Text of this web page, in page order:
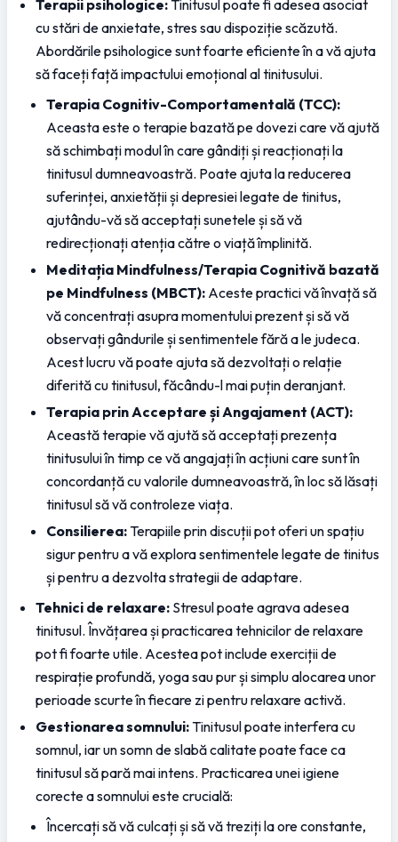
Terapii psihologice: Tinitusul poate fi adesea asociat
cu stări de anxietate, stres sau dispoziție scăzută.
Abordările psihologice sunt foarte eficiente în a vă ajuta
să faceți față impactului emoțional al tinitusului.
Terapia Cognitiv-Comportamentală (TCC):
Aceasta este o terapie bazată pe dovezi care vă ajută
să schimbați modul în care gândiți și reacționați la
tinitusul dumneavoastră. Poate ajuta la reducerea
suferinței, anxietății și depresiei legate de tinitus,
ajutându-vă să acceptați sunetele și să vă
redirecționați atenția către o viață împlinită.
Meditația Mindfulness/Terapia Cognitivă bazată
pe Mindfulness (MBCT): Aceste practici vă învață să
vă concentrați asupra momentului prezent și să vă
observați gândurile și sentimentele fără a le judeca.
Acest lucru vă poate ajuta să dezvoltați o relație
diferită cu tinitusul, făcându-l mai puțin deranjant.
Terapia prin Acceptare și Angajament (ACT):
Această terapie vă ajută să acceptați prezența
tinitusului în timp ce vă angajați în acțiuni care sunt în
concordanță cu valorile dumneavoastră, în loc să lăsați
tinitusul să vă controleze viața.
Consilierea: Terapiile prin discuții pot oferi un spațiu
sigur pentru a vă explora sentimentele legate de tinitus
și pentru a dezvolta strategii de adaptare.
Tehnici de relaxare: Stresul poate agrava adesea
tinitusul. Învățarea și practicarea tehnicilor de relaxare
pot fi foarte utile. Acestea pot include exerciții de
respirație profundă, yoga sau pur și simplu alocarea unor
perioade scurte în fiecare zi pentru relaxare activă.
Gestionarea somnului: Tinitusul poate interfera cu
somnul, iar un somn de slabă calitate poate face ca
tinitusul să pară mai intens. Practicarea unei igiene
corecte a somnului este crucială:
Încercați să vă culcați și să vă treziți la ore constante,